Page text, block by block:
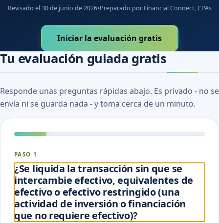
Revisado el 30 de junio de 2026•Preparado por Financial Connect, CPAs
Iniciar la evaluación gratis
Tu evaluación guiada gratis
Responde unas preguntas rápidas abajo. Es privado - no se
envía ni se guarda nada - y toma cerca de un minuto.
PASO 1
¿Se liquida la transacción sin que se
intercambie efectivo, equivalentes de
efectivo o efectivo restringido (una
actividad de inversión o financiación
que no requiere efectivo)?